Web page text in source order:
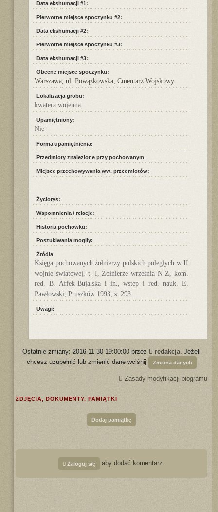
Data ekshumacji #1:
Pierwotne miejsce spoczynku #2:
Data ekshumacji #2:
Pierwotne miejsce spoczynku #3:
Data ekshumacji #3:
Obecne miejsce spoczynku:
Warszawa, ul. Powązkowska, Cmentarz Wojskowy
Lokalizacja grobu:
kwatera wojenna
Upamiętniony:
Nie
Forma upamiętnienia:
Przedmioty znalezione przy pochowanym:
Miejsce przechowywania ww. przedmiotów:
Życiorys:
Wspomnienia / relacje:
Historia pochówku:
Poszukiwania mogiły:
Źródła:
Księga pochowanych żołnierzy polskich poległych w II
wojnie światowej, t. I, Żołnierze września N-Z, kom.
red. B. Affek-Bujalska i in., wstęp i red. nauk. E.
Pawłowski, Pruszków 1993, s. 293.
Uwagi:
Ostatnie zmiany: 2016-11-30 19:00:00 przez redakcja. Jeżeli
chcesz uzupełnić lub zmienić dane wciśnij
Zmiana danych
Zasady modyfikacji biogramu
ZDJĘCIA, DOKUMENTY, PAMIĄTKI
Dodaj pamiątkę
Zaloguj się aby dodać komentarz.